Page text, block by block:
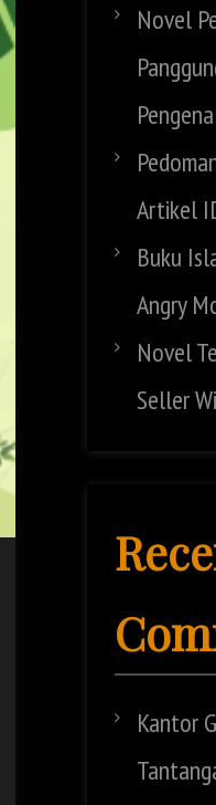
Novel
Artikel
Buku
Angry
Novel
Seller
Kantor